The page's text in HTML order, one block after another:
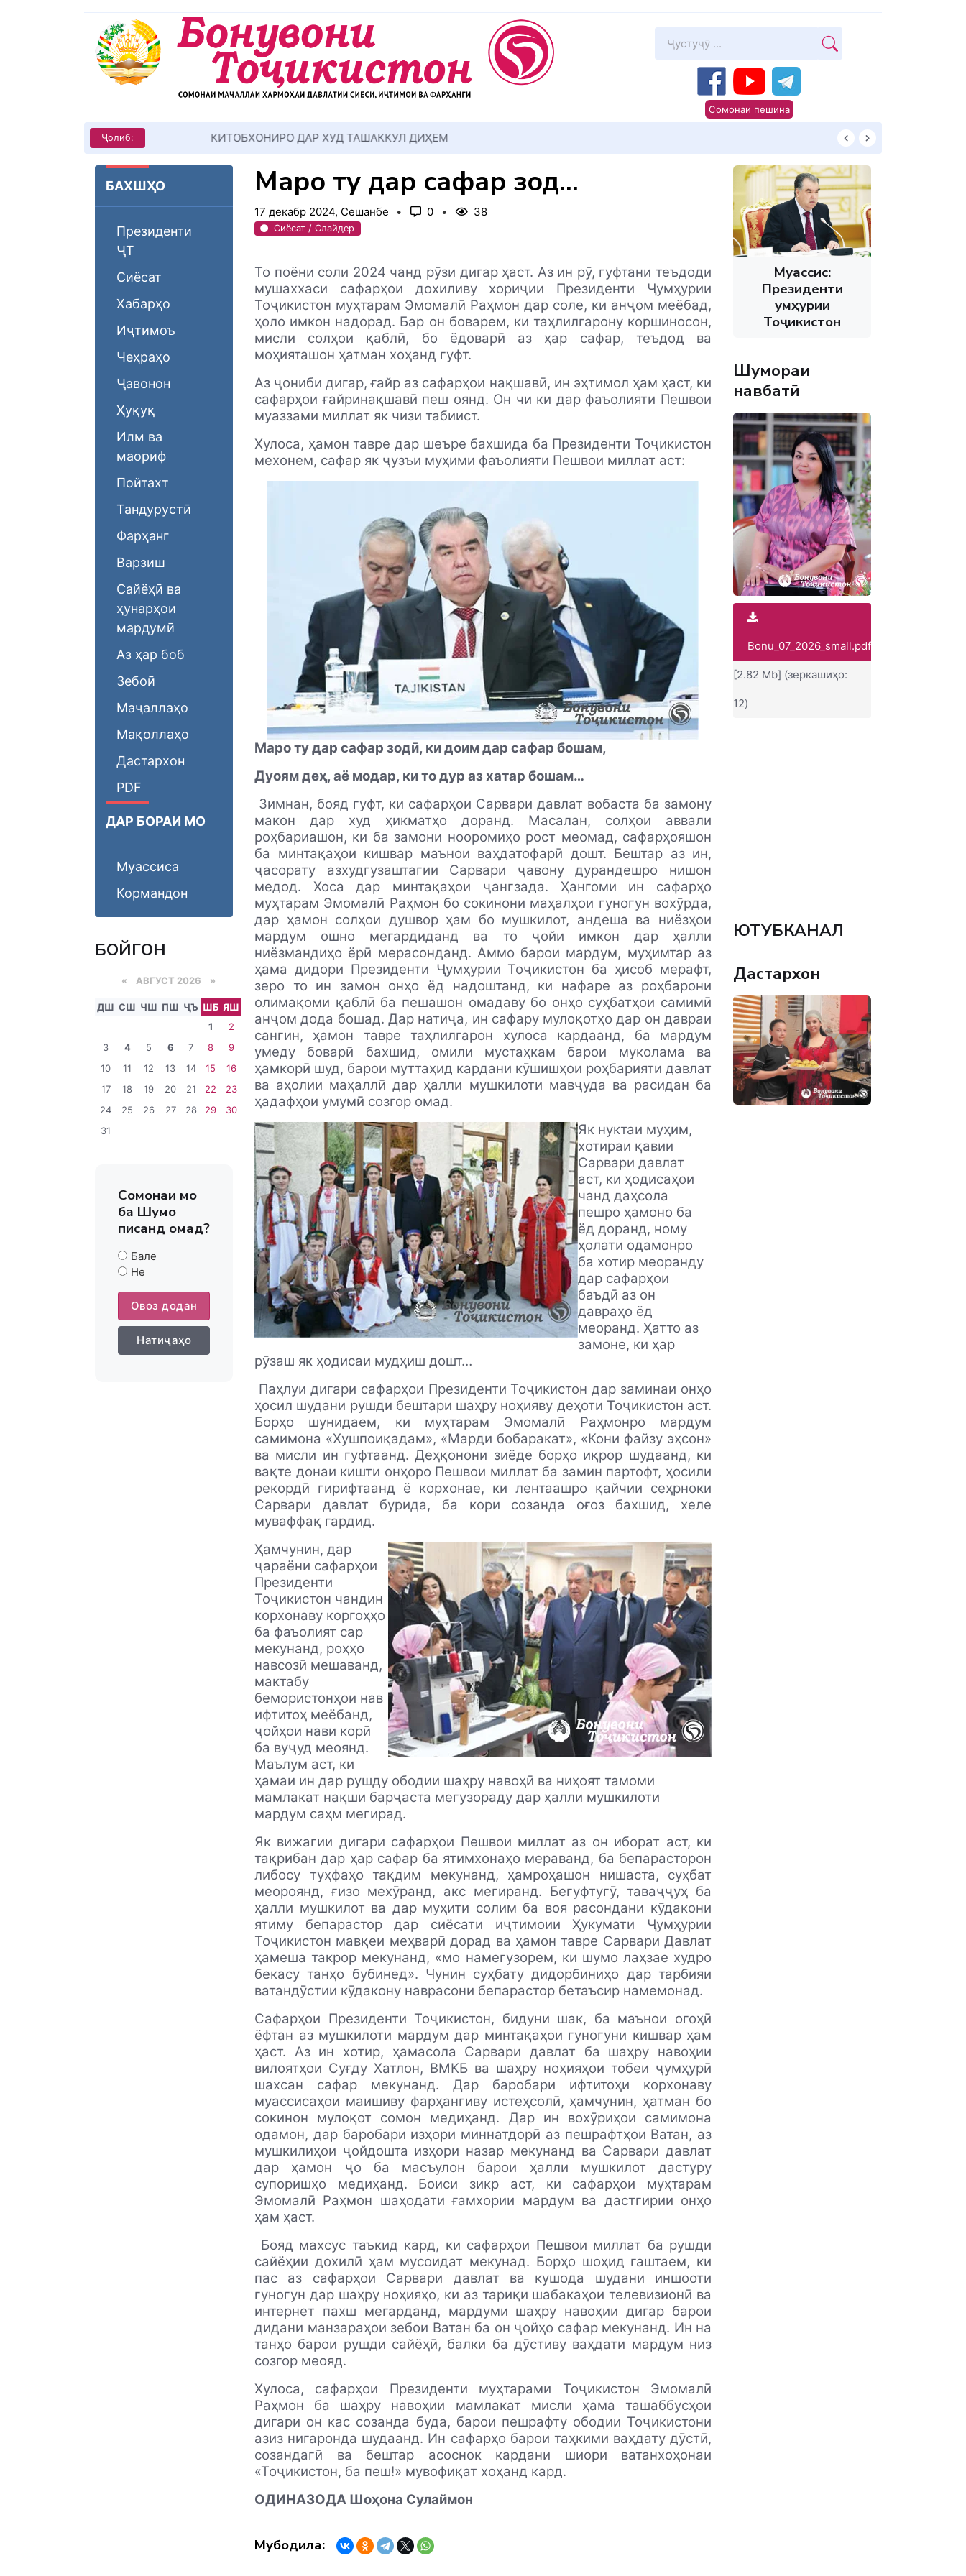
Сомонаи пешина
Ҷолиб: КИТОБХОНИРО ДАР ХУД ТАШАККУЛ ДИҲЕМ
БАХШҲО
Президенти
ҶТ
Сиёсат
Хабарҳо
Иҷтимоъ
Чеҳраҳо
Ҷавонон
Ҳуқуқ
Илм ва
маориф
Пойтахт
Тандурустӣ
Фарҳанг
Варзиш
Сайёҳӣ ва
ҳунарҳои
мардумӣ
Аз ҳар боб
Зебоӣ
Маҷаллаҳо
Мақоллаҳо
Дастархон
PDF
ДАР БОРАИ МО
Муассиса
Кормандон
БОЙГОНӢ
« АВГУСТ 2026 »
ДШ СШ ЧШ ПШ ҶЪ ШБ ЯШ
1
2
3
4 5 6 7 8
9
10
11 12 13 14 15
16
17
18 19 20 21 22
23
24
25 26 27 28 29
30
31
Сомонаи мо
ба Шумо
писанд омад?
Бале
Не
Овоз додан
Натиҷаҳо
Маро ту дар сафар зодӣ…
17 декабр 2024, Сешанбе 0 38
Сиёсат / Слайдер
То поёни соли 2024 чанд рӯзи дигар ҳаст. Аз ин рӯ, гуфтани теъдоди
мушаххаси сафарҳои дохиливу хориҷии Президенти Ҷумҳурии
Тоҷикистон муҳтарам Эмомалӣ Раҳмон дар соле, ки анҷом меёбад,
ҳоло имкон надорад. Бар он боварем, ки таҳлилгарону коршиносон,
мисли солҳои қаблӣ, бо ёдоварӣ аз ҳар сафар, теъдод ва
моҳияташон ҳатман хоҳанд гуфт.
Аз ҷониби дигар, ғайр аз сафарҳои нақшавӣ, ин эҳтимол ҳам ҳаст, ки
сафарҳои ғайринақшавӣ пеш оянд. Он чи ки дар фаъолияти Пешвои
муаззами миллат як чизи табиист.
Хулоса, ҳамон тавре дар шеъре бахшида ба Президенти Тоҷикистон
мехонем, сафар як ҷузъи муҳими фаъолияти Пешвои миллат аст:
Маро ту дар сафар зодӣ, ки доим дар сафар бошам,
Дуоям деҳ, аё модар, ки то дур аз хатар бошам…
Зимнан, бояд гуфт, ки сафарҳои Сарвари давлат вобаста ба замону
макон дар худ ҳикматҳо доранд. Масалан, солҳои аввали
роҳбариашон, ки ба замони нооромиҳо рост меомад, сафарҳояшон
ба минтақаҳои кишвар маънои ваҳдатофарӣ дошт. Бештар аз ин,
ҷасорату азхудгузаштагии Сарвари ҷавону дурандешро нишон
медод. Хоса дар минтақаҳои ҷангзада. Ҳангоми ин сафарҳо
муҳтарам Эмомалӣ Раҳмон бо сокинони маҳалҳои гуногун вохӯрда,
дар ҳамон солҳои душвор ҳам бо мушкилот, андеша ва ниёзҳои
мардум ошно мегардиданд ва то ҷойи имкон дар ҳалли
ниёзмандиҳо ёрӣ мерасонданд. Аммо барои мардум, муҳимтар аз
ҳама дидори Президенти Ҷумҳурии Тоҷикистон ба ҳисоб мерафт,
зеро то ин замон онҳо ёд надоштанд, ки нафаре аз роҳбарони
олимақоми қаблӣ ба пешашон омадаву бо онҳо суҳбатҳои самимӣ
анҷом дода бошад. Дар натиҷа, ин сафару мулоқотҳо дар он давраи
сангин, ҳамон тавре таҳлилгарон хулоса кардаанд, ба мардум
умеду боварӣ бахшид, омили мустаҳкам барои муколама ва
ҳамкорӣ шуд, барои муттаҳид кардани кӯшишҳои роҳбарияти давлат
ва аҳолии маҳаллӣ дар ҳалли мушкилоти мавҷуда ва расидан ба
ҳадафҳои умумӣ созгор омад.
Як нуктаи муҳим,
хотираи қавии
Сарвари давлат
аст, ки ҳодисаҳои
чанд даҳсола
пешро ҳамоно ба
ёд доранд, ному
ҳолати одамонро
ба хотир меоранду
дар сафарҳои
баъдӣ аз он
давраҳо ёд
меоранд. Ҳатто аз
замоне, ки ҳар
рӯзаш як ҳодисаи мудҳиш дошт…
Паҳлуи дигари сафарҳои Президенти Тоҷикистон дар заминаи онҳо
ҳосил шудани рушди бештари шаҳру ноҳияву деҳоти Тоҷикистон аст.
Борҳо шунидаем, ки муҳтарам Эмомалӣ Раҳмонро мардум
самимона «Хушпоиқадам», «Марди бобаракат», «Кони файзу эҳсон»
ва мисли ин гуфтаанд. Деҳқонони зиёде борҳо иқрор шудаанд, ки
вақте донаи кишти онҳоро Пешвои миллат ба замин партофт, ҳосили
рекордӣ гирифтаанд ё корхонае, ки лентаашро қайчии сеҳрноки
Сарвари давлат бурида, ба кори созанда оғоз бахшид, хеле
муваффақ гардид.
Ҳамчунин, дар
ҷараёни сафарҳои
Президенти
Тоҷикистон чандин
корхонаву коргоҳҳо
ба фаъолият сар
мекунанд, роҳҳо
навсозӣ мешаванд,
мактабу
бемористонҳои нав
ифтитоҳ меёбанд,
ҷойҳои нави корӣ
ба вуҷуд меоянд.
Маълум аст, ки
ҳамаи ин дар рушду ободии шаҳру навоҳӣ ва ниҳоят тамоми
мамлакат нақши барҷаста мегузораду дар ҳалли мушкилоти
мардум саҳм мегирад.
Як вижагии дигари сафарҳои Пешвои миллат аз он иборат аст, ки
тақрибан дар ҳар сафар ба ятимхонаҳо мераванд, ба бепарасторон
либосу туҳфаҳо тақдим мекунанд, ҳамроҳашон нишаста, суҳбат
меороянд, ғизо мехӯранд, акс мегиранд. Бегуфтугӯ, таваҷҷуҳ ба
ҳалли мушкилот ва дар муҳити солим ба воя расондани кӯдакони
ятиму бепарастор дар сиёсати иҷтимоии Ҳукумати Ҷумҳурии
Тоҷикистон мавқеи меҳварӣ дорад ва ҳамон тавре Сарвари Давлат
ҳамеша такрор мекунанд, «мо намегузорем, ки шумо лаҳзае худро
бекасу танҳо бубинед». Чунин суҳбату дидорбиниҳо дар тарбияи
ватандӯстии кӯдакону наврасони бепарастор бетаъсир намемонад.
Сафарҳои Президенти Тоҷикистон, бидуни шак, ба маънои огоҳӣ
ёфтан аз мушкилоти мардум дар минтақаҳои гуногуни кишвар ҳам
ҳаст. Аз ин хотир, ҳамасола Сарвари давлат ба шаҳру навоҳии
вилоятҳои Суғду Хатлон, ВМКБ ва шаҳру ноҳияҳои тобеи ҷумҳурӣ
шахсан сафар мекунанд. Дар баробари ифтитоҳи корхонаву
муассисаҳои маишиву фарҳангиву истеҳсолӣ, ҳамчунин, ҳатман бо
сокинон мулоқот сомон медиҳанд. Дар ин вохӯриҳои самимона
одамон, дар баробари изҳори миннатдорӣ аз пешрафтҳои Ватан, аз
мушкилиҳои ҷойдошта изҳори назар мекунанд ва Сарвари давлат
дар ҳамон ҷо ба масъулон барои ҳалли мушкилот дастуру
супоришҳо медиҳанд. Боиси зикр аст, ки сафарҳои муҳтарам
Эмомалӣ Раҳмон шаҳодати ғамхории мардум ва дастгирии онҳо
ҳам ҳаст.
Бояд махсус таъкид кард, ки сафарҳои Пешвои миллат ба рушди
сайёҳии дохилӣ ҳам мусоидат мекунад. Борҳо шоҳид гаштаем, ки
пас аз сафарҳои Сарвари давлат ва кушода шудани иншооти
гуногун дар шаҳру ноҳияҳо, ки аз тариқи шабакаҳои телевизионӣ ва
интернет пахш мегарданд, мардуми шаҳру навоҳии дигар барои
дидани манзараҳои зебои Ватан ба он ҷойҳо сафар мекунанд. Ин на
танҳо барои рушди сайёҳӣ, балки ба дӯстиву ваҳдати мардум низ
созгор меояд.
Хулоса, сафарҳои Президенти муҳтарами Тоҷикистон Эмомалӣ
Раҳмон ба шаҳру навоҳии мамлакат мисли ҳама ташаббусҳои
дигари он кас созанда буда, барои пешрафту ободии Тоҷикистони
азиз нигаронда шудаанд. Ин сафарҳо барои таҳкими ваҳдату дӯстӣ,
созандагӣ ва бештар асоснок кардани шиори ватанхоҳонаи
«Тоҷикистон, ба пеш!» мувофиқат хоҳанд кард.
ОДИНАЗОДА Шоҳона Сулаймон
Мубодила:
Муассис:
Президенти
Ҷумҳурии
Тоҷикистон
Шумораи
навбатӣ
Bonu_07_2026_small.pdf
[2.82 Mb] (зеркашиҳо:
12)
ЮТУБКАНАЛ
Дастархон